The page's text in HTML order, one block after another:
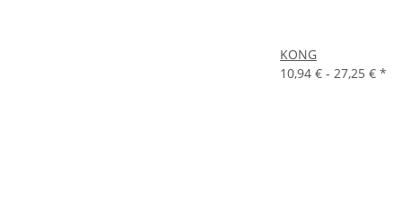
KONG
10,94 € - 27,25 € *